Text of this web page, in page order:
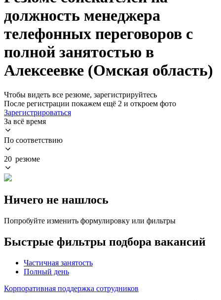
должность менеджера
телефонных переговоров с
полной занятостью в
Алексеевке (Омская область)
Чтобы видеть все резюме, зарегистрируйтесь
После регистрации покажем ещё 2 и откроем фото
Зарегистрироваться
За всё время
По соответствию
20 резюме
Ничего не нашлось
Попробуйте изменить формулировку или фильтры
Быстрые фильтры подбора вакансий
Частичная занятость
Полный день
Корпоративная поддержка сотрудников